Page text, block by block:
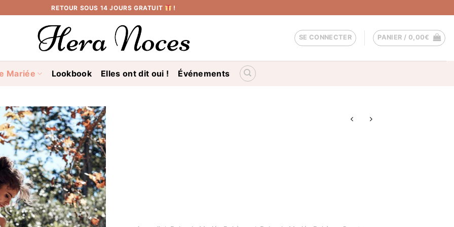
RETOUR SOUS 14 JOURS GRATUIT !
SE CONNECTER PANIER / 0,00€
Mariée Lookbook Elles ont dit oui ! Événements